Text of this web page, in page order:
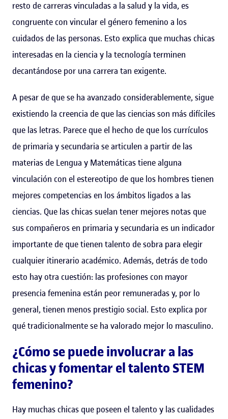
resto de carreras vinculadas a la salud y la vida, es
congruente con vincular el género femenino a los
cuidados de las personas. Esto explica que muchas chicas
interesadas en la ciencia y la tecnología terminen
decantándose por una carrera tan exigente.
A pesar de que se ha avanzado considerablemente, sigue
existiendo la creencia de que las ciencias son más difíciles
que las letras. Parece que el hecho de que los currículos
de primaria y secundaria se articulen a partir de las
materias de Lengua y Matemáticas tiene alguna
vinculación con el estereotipo de que los hombres tienen
mejores competencias en los ámbitos ligados a las
ciencias. Que las chicas suelan tener mejores notas que
sus compañeros en primaria y secundaria es un indicador
importante de que tienen talento de sobra para elegir
cualquier itinerario académico. Además, detrás de todo
esto hay otra cuestión: las profesiones con mayor
presencia femenina están peor remuneradas y, por lo
general, tienen menos prestigio social. Esto explica por
qué tradicionalmente se ha valorado mejor lo masculino.
¿Cómo se puede involucrar a las
chicas y fomentar el talento STEM
femenino?
Hay muchas chicas que poseen el talento y las cualidades